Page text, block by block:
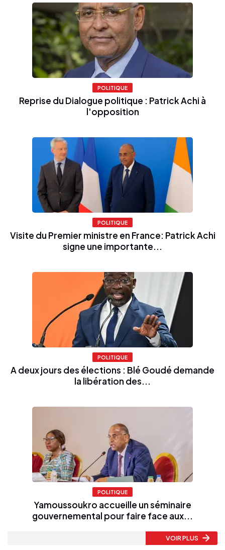
POLITIQUE
Reprise du Dialogue politique : Patrick Achi à
l'opposition
POLITIQUE
Visite du Premier ministre en France: Patrick Achi
signe une importante...
POLITIQUE
A deux jours des élections : Blé Goudé demande
la libération des...
POLITIQUE
Yamoussoukro accueille un séminaire
gouvernemental pour faire face aux...
VOIR PLUS